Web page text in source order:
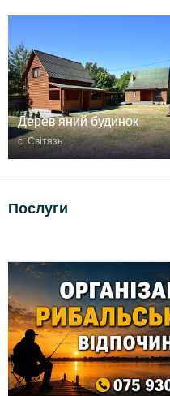
Дерев'яний будинок
с. Світязь
Послуги